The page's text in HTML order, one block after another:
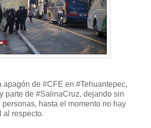
apagón de #CFE en #Tehuantepec,
parte de #SalinaCruz, dejando sin
hasta el momento no hay
al respecto.